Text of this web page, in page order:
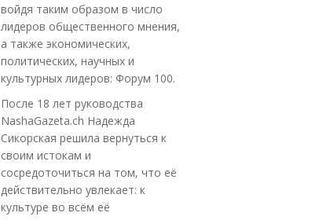
войдя таким образом в число
лидеров общественного мнения,
а также экономических,
политических, научных и
культурных лидеров: Форум 100.
После 18 лет руководства
NashaGazeta.ch Надежда
Сикорская решила вернуться к
своим истокам и
сосредоточиться на том, что её
действительно увлекает: к
культуре во всём её